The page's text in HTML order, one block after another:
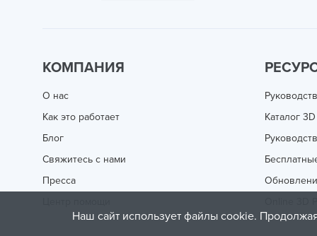
КОМПАНИЯ
О нас
Как это работает
Блог
Свяжитесь с нами
Пресса
Каталог
Наш сайт использует файлы cookie.